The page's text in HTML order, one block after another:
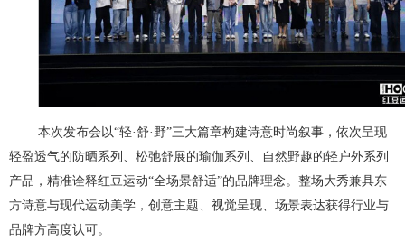
本次发布会以“轻·舒·野”三大篇章构建诗意时尚叙事，依次呈现
轻盈透气的防晒系列、松弛舒展的瑜伽系列、自然野趣的轻户外系列
产品，精准诠释红豆运动“全场景舒适”的品牌理念。整场大秀兼具东
方诗意与现代运动美学，创意主题、视觉呈现、场景表达获得行业与
品牌方高度认可。